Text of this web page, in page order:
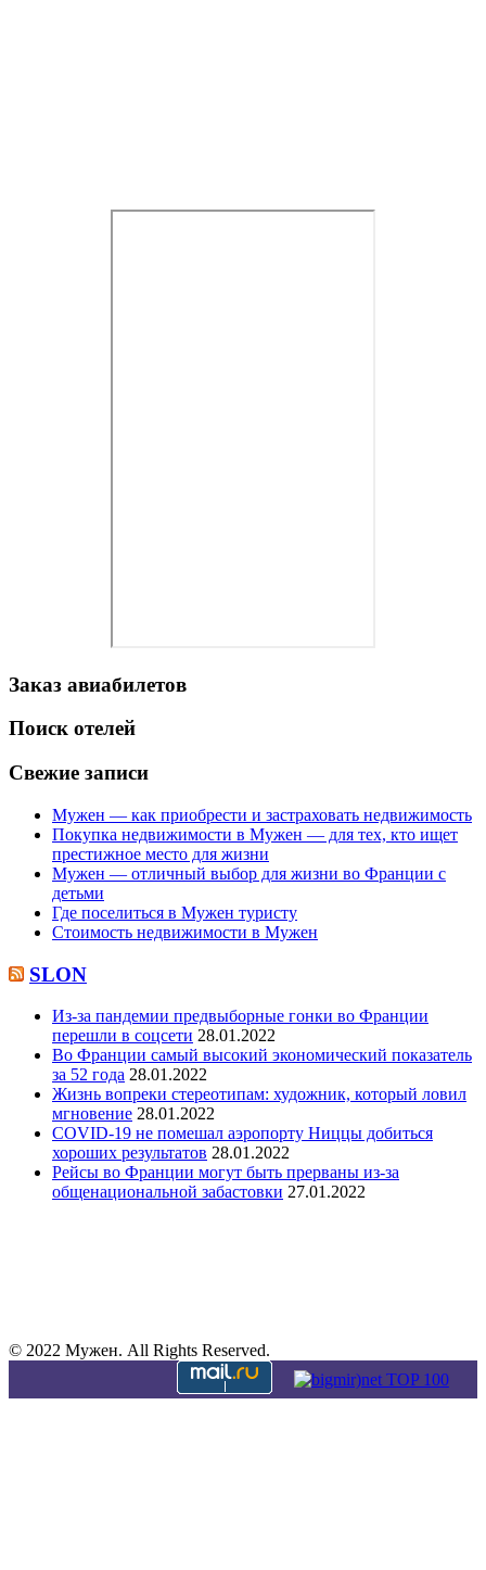
Заказ авиабилетов
Поиск отелей
Свежие записи
Мужен — как приобрести и застраховать недвижимость
Покупка недвижимости в Мужен — для тех, кто ищет
престижное место для жизни
Мужен — отличный выбор для жизни во Франции с
детьми
Где поселиться в Мужен туристу
Стоимость недвижимости в Мужен
SLON
Из-за пандемии предвыборные гонки во Франции
перешли в соцсети 28.01.2022
Во Франции самый высокий экономический показатель
за 52 года 28.01.2022
Жизнь вопреки стереотипам: художник, который ловил
мгновение 28.01.2022
COVID-19 не помешал аэропорту Ниццы добиться
хороших результатов 28.01.2022
Рейсы во Франции ​​могут быть прерваны из-за
общенациональной забастовки 27.01.2022
© 2022 Мужен. All Rights Reserved.